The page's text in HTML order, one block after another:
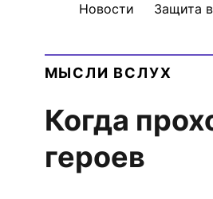
Новости Защита
МЫСЛИ ВСЛУХ
Когда
героев